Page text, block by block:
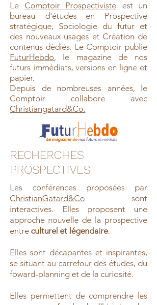
RECHERCHES
PROSPECTIVES
Les conférences proposées par
ChristianGatard&Co sont
interactives. Elles proposent une
approche nouvelle de la prospective
entre culturel et légendaire.
Elles sont décapantes et inspirantes,
se situant au carrefour des études, du
foward-planning et de la curiosité.
Elles permettent de comprendre les
Le Comptoir Prospectiviste est un
bureau d'études en Prospective
stratégique, Sociologie du futur et
des nouveaux usages et Création de
contenus dédiés. Le Comptoir publie
FuturHebdo, le magazine de nos
futurs immédiats, versions en ligne et
papier.
Depuis de nombreuses années, le
Comptoir collabore avec
Christiangatard&Co.